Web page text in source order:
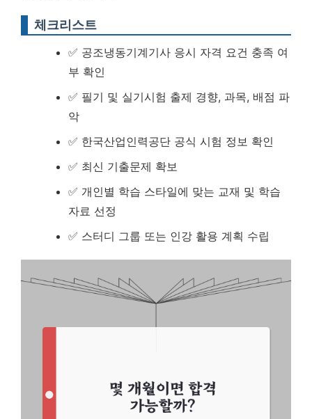
체크리스트
✅ 공조냉동기계기사 응시 자격 요건 충족 여
부 확인
✅ 필기 및 실기시험 출제 경향, 과목, 배점 파
악
✅ 한국산업인력공단 공식 시험 정보 확인
✅ 최신 기출문제 확보
✅ 개인별 학습 스타일에 맞는 교재 및 학습
자료 선정
✅ 스터디 그룹 또는 인강 활용 계획 수립